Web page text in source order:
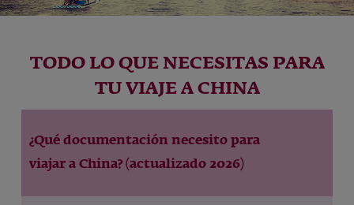
TODO LO QUE NECESITAS PARA
TU VIAJE A CHINA
¿Qué documentación necesito para
viajar a China? (actualizado 2026)